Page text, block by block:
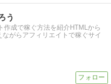
う
作成で稼ぐ方法を紹介HTMLから
ながらアフィリエイトで稼ぐサイ